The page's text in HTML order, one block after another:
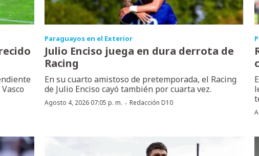
Paraguayos en el Exterior
Julio Enciso juega en dura derrota de
Racing
En su cuarto amistoso de pretemporada, el Racing
de Julio Enciso cayó también por cuarta vez.
Agosto 4, 2026 07:05 p. m. ·Redacción D10